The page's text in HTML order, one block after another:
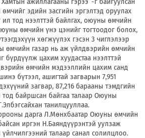
эдийн засгийн эргэлтэд оруулах
ил тод нээлттэй байлгах, оюуны өмчийн
өмчийн үнэ цэнийг тогтоодог болох,
хөгжүүлэх гэсэн 3 чиглэлээр
газар нь аж үйлдвэрийн өмчийн
бүрдүүлж цахим хуудастаа нээлттэй
өмчийн мэдээллийн цахим санд
бүтээл, ашигтай загварын 7,951
загвар, 87,216 барааны тэмдгийн
тод байршсан байгаа талаар Оюуны
танилцууллаа.
дарга Л.Мөнхбаатар Оюуны өмчийн
иргэн Н.Баяндүүрэнтэй уулзаж
талаар санал солилцлоо.